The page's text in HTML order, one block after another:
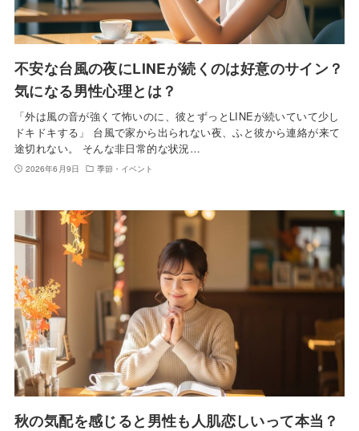
不安な台風の夜にLINEが続くのは好意のサイン？
気になる男性心理とは？
「外は風の音が強くて怖いのに、彼とずっとLINEが続いていて少し
ドキドキする」 台風で家から出られない夜、ふと彼から連絡が来て
途切れない。 そんな非日常的な状況…
2026年6月9日 季節・イベント
秋の気配を感じると男性も人肌恋しいって本当？